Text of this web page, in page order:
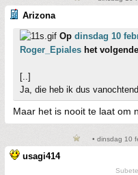
Arizona
Op dinsdag 10
Roger_Epiales het
[..]
Ja, die heb ik dus
Maar het is nooit te laat om
• dinsdag 10
usagi414